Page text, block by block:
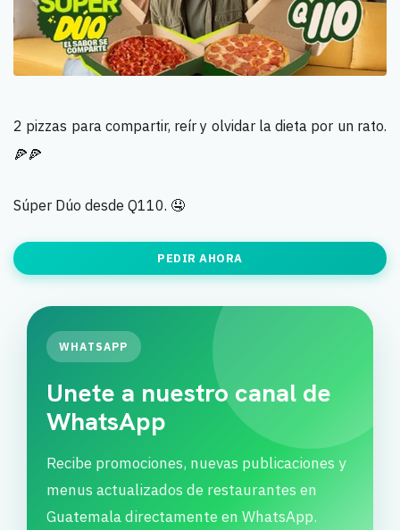
2 pizzas para compartir, reír y olvidar la dieta por un rato.
🍕🍕
Súper Dúo desde Q110. 🤤
PEDIR AHORA
WHATSAPP
Unete a nuestro canal de
WhatsApp
Recibe promociones, nuevas publicaciones y
menus actualizados de restaurantes en
Guatemala directamente en WhatsApp.